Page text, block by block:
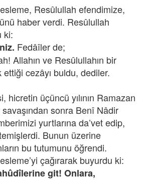
Resûlullah efendimize,
haber verdi. Resûlullah
ki:
Fedâîler de;
Allahın ve Resûlullahın bir
ettiği cezâyı buldu, dediler.
hicretin üçüncü yılının Ramazan
sonra Benî Nâdir
yurtlarına da’vet edip,
Bunun üzerine
bu tutumunu öğrendi.
çağırarak buyurdu ki:
git! Onlara,